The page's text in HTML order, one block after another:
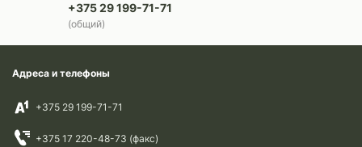
+375 29 199-71-71
(общий)
Адреса и телефоны
+375 29 199-71-71
+375 17 220-48-73 (факс)